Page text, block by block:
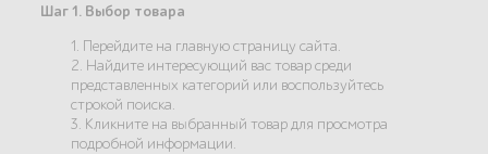
Шаг 1. Выбор товара
1. Перейдите на главную страницу сайта.
2. Найдите интересующий вас товар среди
представленных категорий или воспользуйтесь
строкой поиска.
3. Кликните на выбранный товар для просмотра
подробной информации.